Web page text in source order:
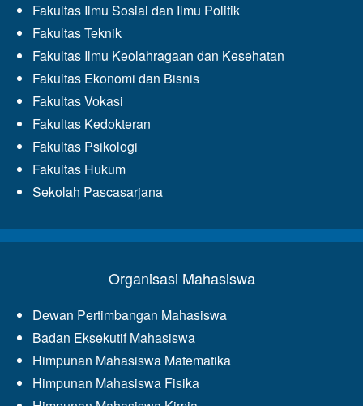
Fakultas Ilmu Sosial dan Ilmu Politik
Fakultas Teknik
Fakultas Ilmu Keolahragaan dan Kesehatan
Fakultas Ekonomi dan Bisnis
Fakultas Vokasi
Fakultas Kedokteran
Fakultas Psikologi
Fakultas Hukum
Sekolah Pascasarjana
Organisasi Mahasiswa
Dewan Pertimbangan Mahasiswa
Badan Eksekutif Mahasiswa
Himpunan Mahasiswa Matematika
Himpunan Mahasiswa Fisika